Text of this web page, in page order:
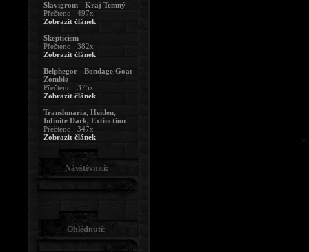
Slavigrom - Kraj Temný
Přečteno : 497x
Zobrazit článek
Skepticism
Přečteno : 382x
Zobrazit článek
Belphegor - Bondage Goat
Zombie
Přečteno : 375x
Zobrazit článek
Translunaria, Heiden,
Infinite Dark, Extinction
Přečteno : 347x
Zobrazit článek
Návštěvníci:
Ohlédnutí: